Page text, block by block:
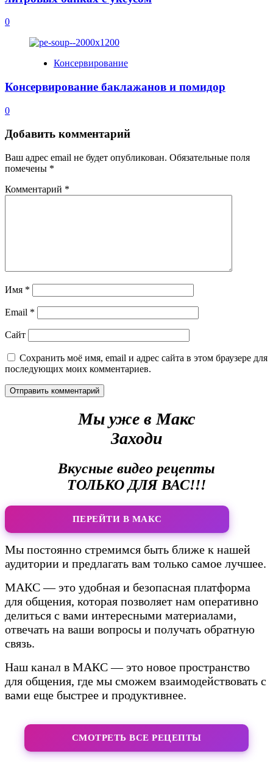
0
Консервирование
Консервирование баклажанов и помидор
0
Добавить комментарий
Ваш адрес email не будет опубликован. Обязательные поля
помечены *
Комментарий *
Имя *
Email *
Сайт
Сохранить моё имя, email и адрес сайта в этом браузере для
последующих моих комментариев.
Мы уже в Макс
Заходи
Вкусные видео рецепты
ТОЛЬКО ДЛЯ ВАС!!!
ПЕРЕЙТИ В МАКС
Мы постоянно стремимся быть ближе к нашей
аудитории и предлагать вам только самое лучшее.
МАКС — это удобная и безопасная платформа
для общения, которая позволяет нам оперативно
делиться с вами интересными материалами,
отвечать на ваши вопросы и получать обратную
связь.
Наш канал в МАКС — это новое пространство
для общения, где мы сможем взаимодействовать с
вами еще быстрее и продуктивнее.
СМОТРЕТЬ ВСЕ РЕЦЕПТЫ